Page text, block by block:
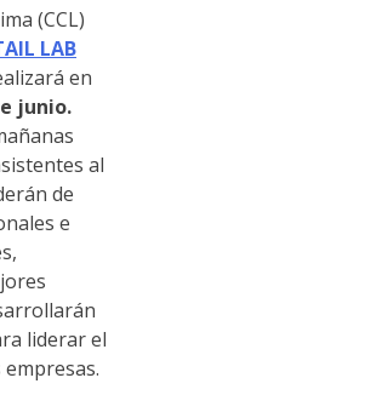
(CCL)
LAB
en
junio.
al
de
e
liderar el